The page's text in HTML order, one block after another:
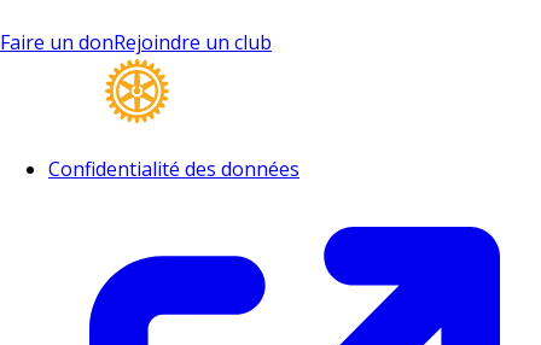
Faire un donRejoindre un club
Confidentialité des données